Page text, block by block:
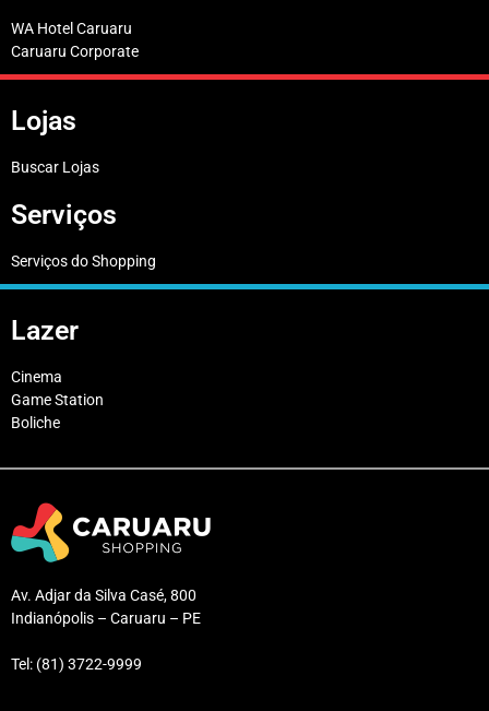
WA Hotel Caruaru
Caruaru Corporate
Lojas
Buscar Lojas
Serviços
Serviços do Shopping
Lazer
Cinema
Game Station
Boliche
Av. Adjar da Silva Casé, 800
Indianópolis – Caruaru – PE
Tel: (81) 3722-9999